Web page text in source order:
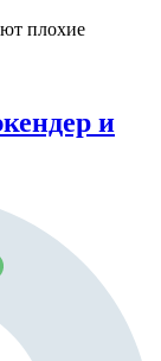
плохие
и